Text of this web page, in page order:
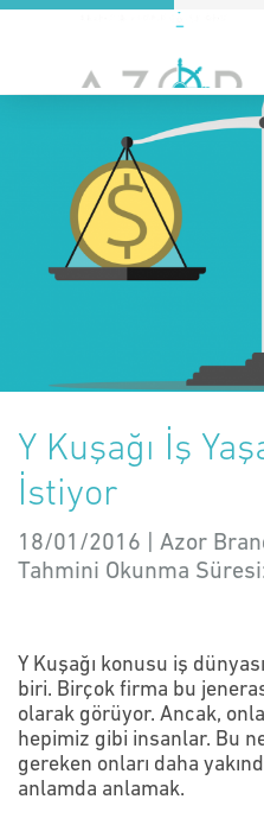
Y Kuşağı İş
İstiyor
18/01/2016 | Azor
Tahmini Okunma
Y Kuşağı konusu iş
biri. Birçok firma bu
olarak görüyor. Ancak,
hepimiz gibi insanlar. Bu
gereken onları daha
anlamda anlamak.